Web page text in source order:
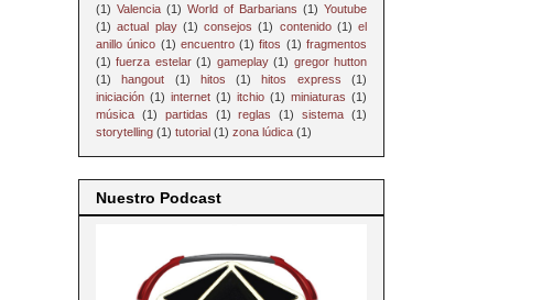
(1) Valencia (1) World of Barbarians (1) Youtube
(1) actual play (1) consejos (1) contenido (1) el
anillo único (1) encuentro (1) fitos (1) fragmentos
(1) fuerza estelar (1) gameplay (1) gregor hutton
(1)
hangout (1) hitos (1) hitos express
(1)
iniciación (1) internet (1) itchio (1) miniaturas (1)
música (1) partidas (1) reglas (1) sistema (1)
storytelling (1) tutorial (1) zona lúdica (1)
Nuestro Podcast